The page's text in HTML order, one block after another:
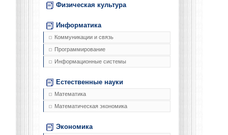
Физическая культура
Информатика
Коммуникации и связь
Программирование
Информационные системы
Естественные науки
Математика
Математическая экономика
Экономика